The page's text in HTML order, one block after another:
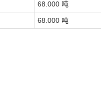
68.000 吨
68.000 吨